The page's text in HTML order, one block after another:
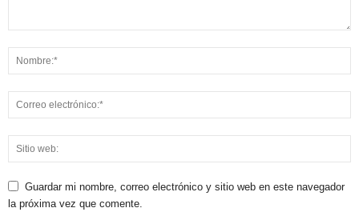
Guardar mi nombre, correo electrónico y sitio web en este navegador
la próxima vez que comente.